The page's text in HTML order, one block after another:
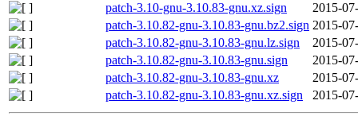
patch-3.10-gnu-3.10.83-gnu.xz.sign
2015-
patch-3.10.82-gnu-3.10.83-gnu.bz2.sign 2015-
patch-3.10.82-gnu-3.10.83-gnu.lz.sign
2015-
patch-3.10.82-gnu-3.10.83-gnu.sign
2015-
patch-3.10.82-gnu-3.10.83-gnu.xz
2015-
patch-3.10.82-gnu-3.10.83-gnu.xz.sign
2015-